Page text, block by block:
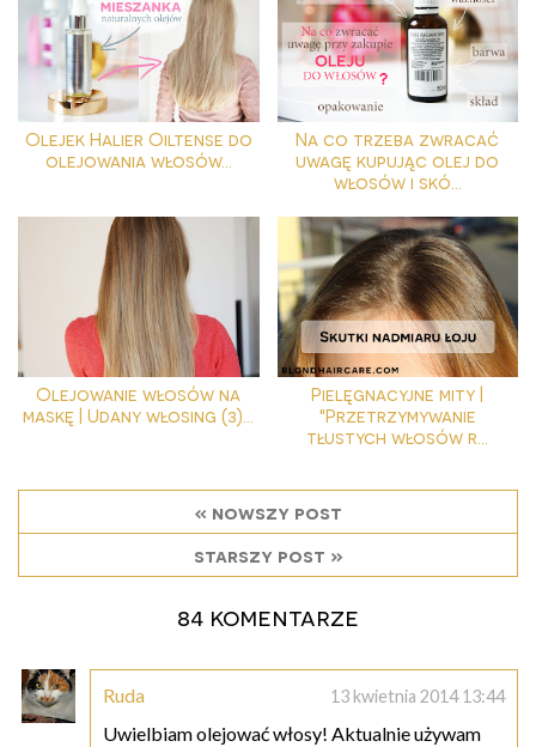
Olejek Halier Oiltense do
olejowania włosów...
Na co trzeba zwracać
uwagę kupując olej do
włosów i skó...
Olejowanie włosów na
maskę | Udany włosing (3)...
Pielęgnacyjne mity |
"Przetrzymywanie
tłustych włosów r...
« nowszy post
starszy post »
84 komentarze
Ruda 13 kwietnia 2014 13:44
Uwielbiam olejować włosy! Aktualnie używam